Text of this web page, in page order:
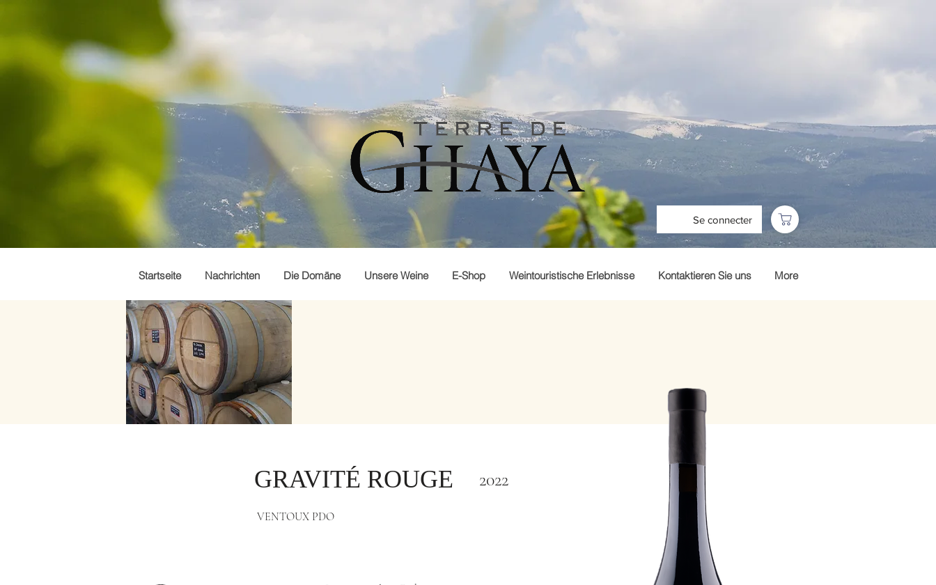
Se connecter
Startseite Nachrichten Die Domäne Unsere Weine E-Shop Weintouristische Erlebnisse Kontaktieren Sie uns More
GRAVITÉ ROUGE
VENTOUX PDO
2022